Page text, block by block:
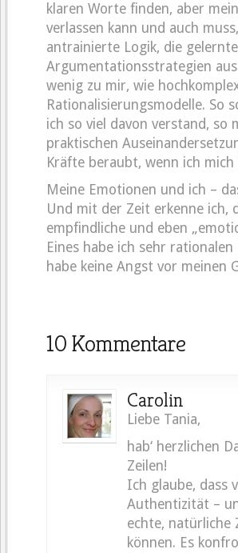
klaren Worte finden, aber
verlassen kann und auch
antrainierte Logik, die
Argumentationsstrategien
wenig zu mir, wie
Rationalisierungsmodelle. So
ich so viel davon verstand, so
praktischen
Kräfte beraubt, wenn ich
Meine Emotionen und ich –
Und mit der Zeit erkenne ich,
empfindliche und eben
Eines habe ich sehr
habe keine Angst vor meinen
10 Kommentare
Carolin
Liebe Tania,
hab‘ herzlichen
Zeilen!
Ich glaube, dass
Authentizität –
echte, natürliche
können. Es